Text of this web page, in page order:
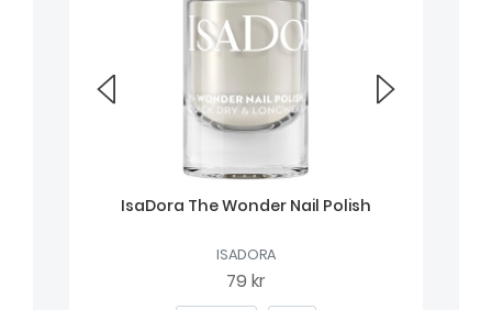
IsaDora The Wonder Nail Polish
ISADORA
79 kr